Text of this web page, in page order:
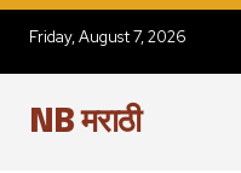
Friday, August 7, 2026
NB मराठी